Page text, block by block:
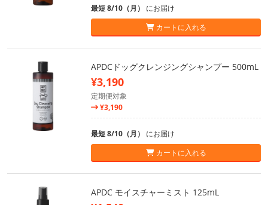
最短 8/10（月） にお届け
カートに入れる
APDCドッグクレンジングシャンプー 500mL
¥3,190
定期便対象
¥3,190
最短 8/10（月） にお届け
カートに入れる
APDC モイスチャーミスト 125mL